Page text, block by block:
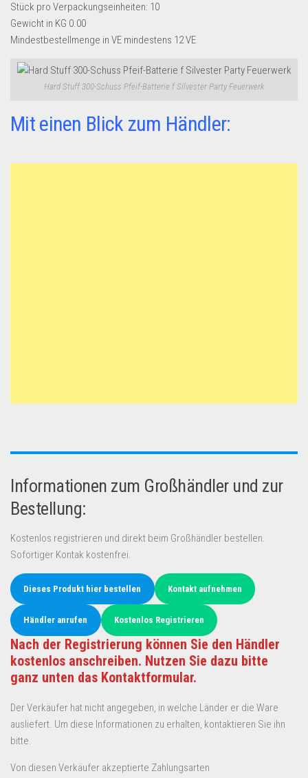
Dropshipping-Produkte
B2B Produkte
Amazon
Lidl
Stück pro Verpackungseinheiten: 10
Gewicht in KG 0.00
Mindestbestellmenge in VE mindestens 12 VE
Hard Stuff 300-Schuss Pfeif-Batterie f Silvester Party Feuerwerk
Mit einen Blick zum Händler:
Informationen zum Großhändler und zur
Bestellung:
Kostenlos registrieren und direkt beim Großhändler bestellen.
Sofortiger Kontak kostenfrei.
Dieses Produkt hier bestellen Kontakt aufnehmen
Händler anrufen Kostenlos Registrieren
Nach der Registrierung können Sie den Händler
kostenlos anschreiben. Nutzen Sie dazu bitte
ganz unten das Kontaktformular.
Der Verkäufer hat nicht angegeben, in welche Länder er die Ware
ausliefert. Um diese Informationen zu erhalten, kontaktieren Sie ihn
bitte.
Von diesen Verkäufer akzeptierte Zahlungsarten